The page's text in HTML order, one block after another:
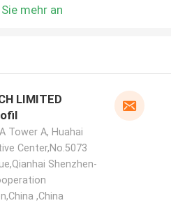
mehr an
LIMITED
Tower A, Huahai
Center,No.5073
Shenzhen-
,China